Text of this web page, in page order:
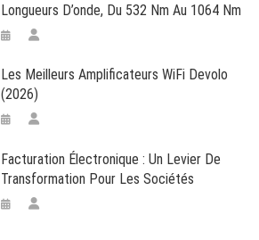
Longueurs D’onde, Du 532 Nm Au 1064 Nm
Les Meilleurs Amplificateurs WiFi Devolo
(2026)
Facturation Électronique : Un Levier De
Transformation Pour Les Sociétés